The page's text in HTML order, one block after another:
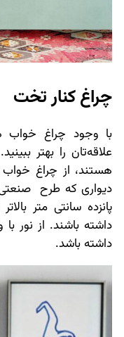
چراغ کنار تخت
با وجود چراغ خواب
علاقه‌تان را بهتر
هستند، از چراغ
دیواری که طرح
پانزده سانتی متر
داشته باشند. از نور
داشته باشد.